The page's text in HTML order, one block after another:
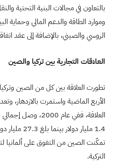
بالتعاون في مجالات البنية التحتية
وموارد الطاقة والدعم المالي وحماية
الروسي والصيني، بالإضافة إلى عقد
العلاقات التجارية بين تركيا والصين
تطورت العلاقة بين كل من الصين
الأربع الماضية واستمرت بالازدهار،
العلاقة، ففي عام
تمكّنت الصين من التفوق على ألمانيا
التركية.